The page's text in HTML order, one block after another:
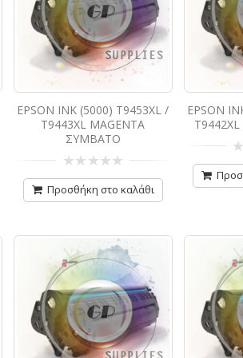
EPSON INK (5000) T9453XL /
T9443XL MAGENTA
ΣΥΜΒΑΤΟ
0
από
Προσθήκη στο καλάθι
EPSON
0